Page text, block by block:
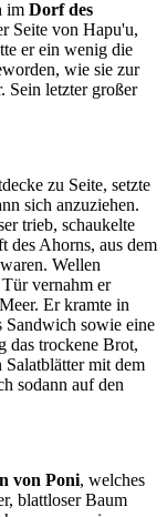
im Dorf des
Seite von Hapu'u,
er ein wenig die
wie sie zur
Sein letzter großer
zu Seite, setzte
sich anzuziehen.
trieb, schaukelte
des Ahorns, aus dem
Wellen
vernahm er
Er kramte in
Sandwich sowie eine
das trockene Brot,
Salatblätter mit dem
sodann auf den
von Poni, welches
blattloser Baum